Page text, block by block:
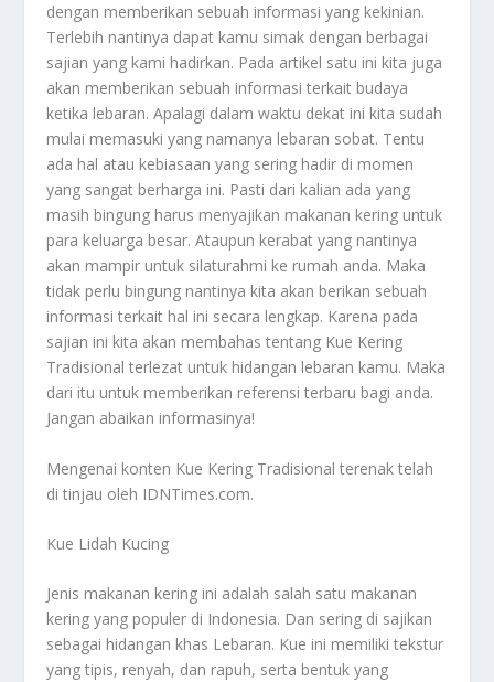
dengan memberikan sebuah informasi yang kekinian.
Terlebih nantinya dapat kamu simak dengan berbagai
sajian yang kami hadirkan. Pada artikel satu ini kita juga
akan memberikan sebuah informasi terkait budaya
ketika lebaran. Apalagi dalam waktu dekat ini kita sudah
mulai memasuki yang namanya lebaran sobat. Tentu
ada hal atau kebiasaan yang sering hadir di momen
yang sangat berharga ini. Pasti dari kalian ada yang
masih bingung harus menyajikan makanan kering untuk
para keluarga besar. Ataupun kerabat yang nantinya
akan mampir untuk silaturahmi ke rumah anda. Maka
tidak perlu bingung nantinya kita akan berikan sebuah
informasi terkait hal ini secara lengkap. Karena pada
sajian ini kita akan membahas tentang Kue Kering
Tradisional terlezat untuk hidangan lebaran kamu. Maka
dari itu untuk memberikan referensi terbaru bagi anda.
Jangan abaikan informasinya!
Mengenai konten Kue Kering Tradisional terenak telah
di tinjau oleh IDNTimes.com.
Kue Lidah Kucing
Jenis makanan kering ini adalah salah satu makanan
kering yang populer di Indonesia. Dan sering di sajikan
sebagai hidangan khas Lebaran. Kue ini memiliki tekstur
yang tipis, renyah, dan rapuh, serta bentuk yang